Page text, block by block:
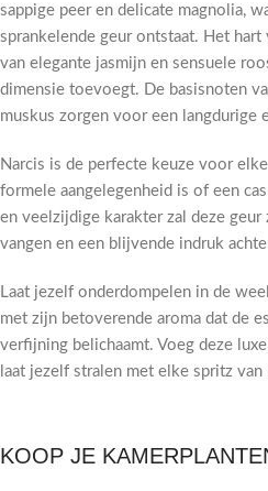
sappige peer en delicate magnolia,
sprankelende geur ontstaat. Het
van elegante jasmijn en sensuele
dimensie toevoegt. De basisnoten
muskus zorgen voor een langdurige
Narcis is de perfecte keuze voor
formele aangelegenheid is of een
en veelzijdige karakter zal deze
vangen en een blijvende indruk
Laat jezelf onderdompelen in de
met zijn betoverende aroma dat de
verfijning belichaamt. Voeg deze
laat jezelf stralen met elke spritz van
KOOP JE